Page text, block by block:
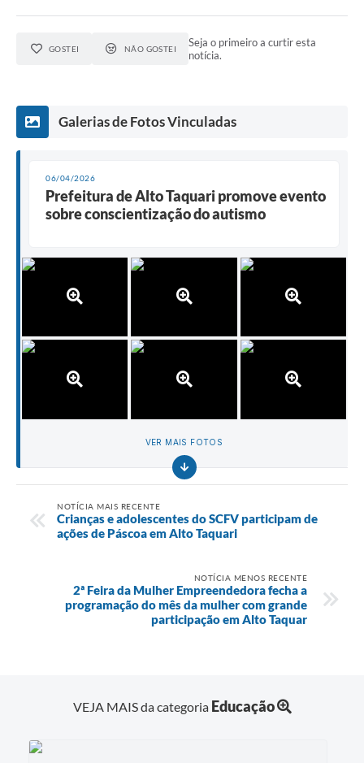
GOSTEI NÃO GOSTEI
Seja o primeiro a curtir esta
notícia.
Galerias de Fotos Vinculadas
06/04/2026
Prefeitura de Alto Taquari promove evento
sobre conscientização do autismo
VER MAIS FOTOS
NOTÍCIA MAIS RECENTE
Crianças e adolescentes do SCFV participam de
ações de Páscoa em Alto Taquari
NOTÍCIA MENOS RECENTE
2ª Feira da Mulher Empreendedora fecha a
programação do mês da mulher com grande
participação em Alto Taquar
VEJA MAIS da categoria Educação